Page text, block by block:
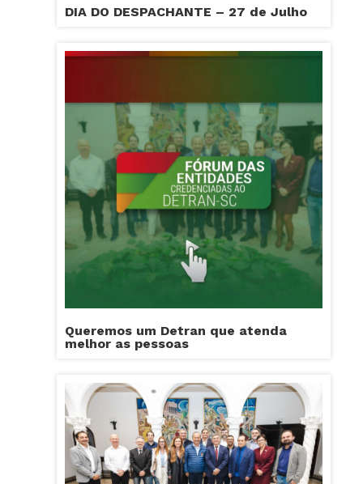
DIA DO DESPACHANTE – 27 de Julho
Queremos um Detran que atenda
melhor as pessoas